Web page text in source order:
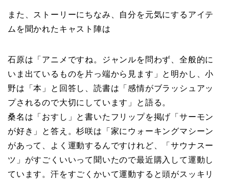
また、ストーリーにちなみ、自分を元気にするアイテ
ムを聞かれたキャスト陣は
石原は「アニメですね。ジャンルを問わず、全般的に
いま出ているものを片っ端から見ます」と明かし、小
野は「本」と回答し、読書は「感情がブラッシュアッ
プされるので大切にしています」と語る。
桑名は「おすし」と書いたフリップを掲げ「サーモン
が好き」と答え。杉咲は「家にウォーキングマシーン
があって、よく運動するんですけれど、「サウナスー
ツ」がすごくいいって聞いたので最近購入して運動し
ています。汗をすごくかいて運動すると頭がスッキリ